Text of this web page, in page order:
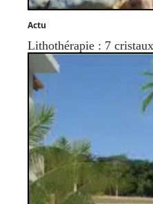
Actu
Lithothérapie : 7